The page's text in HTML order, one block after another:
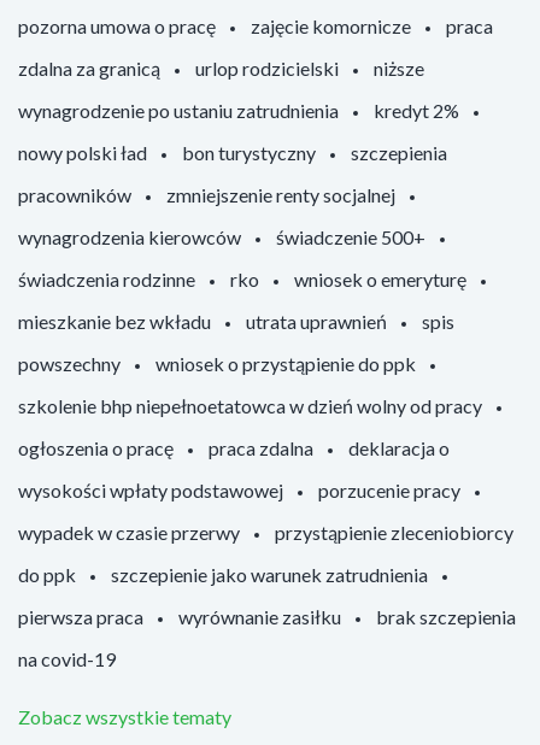
pozorna umowa o pracę
zajęcie komornicze
praca
zdalna za granicą
urlop rodzicielski
niższe
wynagrodzenie po ustaniu zatrudnienia
kredyt 2%
nowy polski ład
bon turystyczny
szczepienia
pracowników
zmniejszenie renty socjalnej
wynagrodzenia kierowców
świadczenie 500+
świadczenia rodzinne
rko
wniosek o emeryturę
mieszkanie bez wkładu
utrata uprawnień
spis
powszechny
wniosek o przystąpienie do ppk
szkolenie bhp niepełnoetatowca w dzień wolny od pracy
ogłoszenia o pracę
praca zdalna
deklaracja o
wysokości wpłaty podstawowej
porzucenie pracy
wypadek w czasie przerwy
przystąpienie zleceniobiorcy
do ppk
szczepienie jako warunek zatrudnienia
pierwsza praca
wyrównanie zasiłku
brak szczepienia
na covid-19
Zobacz wszystkie tematy